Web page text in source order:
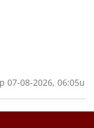
07-08-2026, 06:05u